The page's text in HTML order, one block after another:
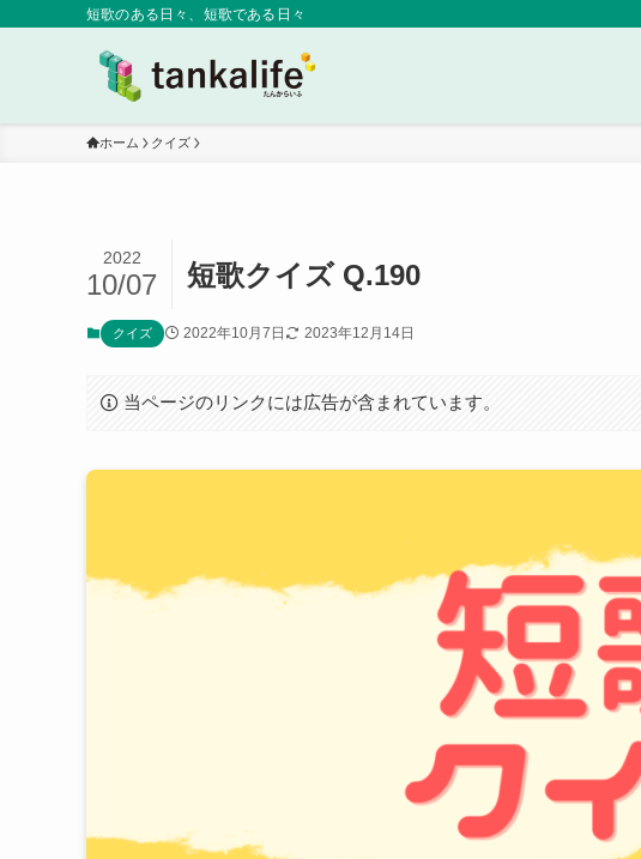
短歌のある日々、短歌である日々
ホーム クイズ
短歌クイズ Q.190
2022
10/07
クイズ 2022年10月7日 2023年12月14日
当ページのリンクには広告が含まれています。